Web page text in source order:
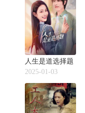
人生是道选择题
2025-01-03